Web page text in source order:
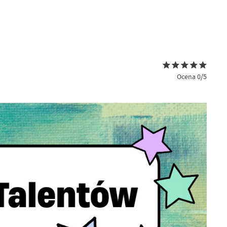
Ocena 0/5